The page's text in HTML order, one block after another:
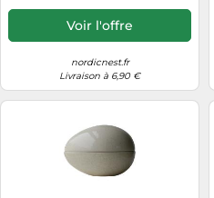
Voir l'offre
nordicnest.fr
Livraison à 6,90 €